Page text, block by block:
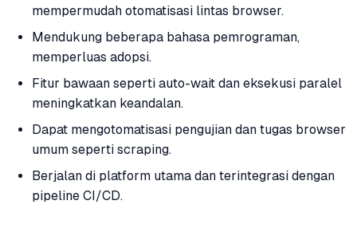
mempermudah otomatisasi lintas browser.
Mendukung beberapa bahasa pemrograman,
memperluas adopsi.
Fitur bawaan seperti auto-wait dan eksekusi paralel
meningkatkan keandalan.
Dapat mengotomatisasi pengujian dan tugas browser
umum seperti scraping.
Berjalan di platform utama dan terintegrasi dengan
pipeline CI/CD.